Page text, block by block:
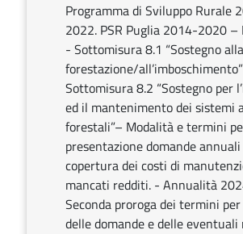
Programma di Sviluppo Rurale
2022. PSR Puglia 2014-2020 –
- Sottomisura 8.1 “Sostegno alla
forestazione/
Sottomisura 8.2 “Sostegno per
ed il mantenimento dei sistemi
forestali”– Modalità e termini
presentazione domande
copertura dei costi di
mancati redditi. - Annualità
Seconda proroga dei termini
delle domande e delle